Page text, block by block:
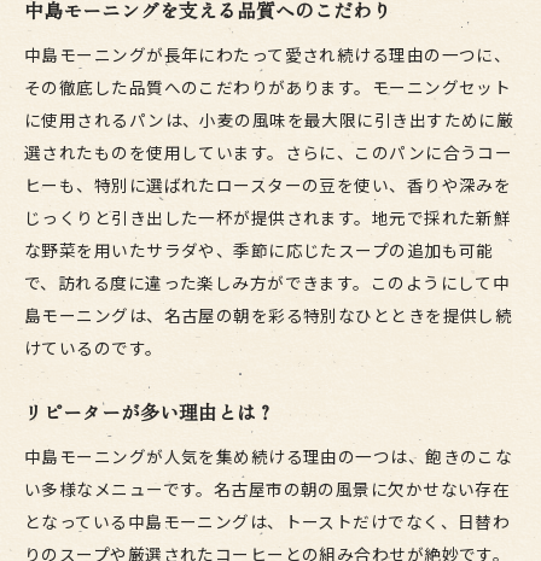
感動の朝食体験を語る
中島モーニングと名古屋市の朝食文化の深い関係
朝食文化が育んだ中島モーニング
文化と食が融合する魅力
地元文化を感じる中島モーニング
名古屋市と中島モーニングの共通点
地域に根付く朝食サービスの魅力
名古屋の文化遺産としての中島モーニング
中島モーニングを巡る旅：名古屋市での特別な朝を
楽しむ
観光のハイライトとしての中島モーニング
地元ガイドによるおすすめスポット
中島モーニングを楽しむ一日の過ごし方
名古屋の朝を彩る体験
地元の魅力を再発見する旅
中島モーニングを支える品質へのこだわり
中島モーニングが長年にわたって愛され続ける理由の一つに、
その徹底した品質へのこだわりがあります。モーニングセット
に使用されるパンは、小麦の風味を最大限に引き出すために厳
選されたものを使用しています。さらに、このパンに合うコー
ヒーも、特別に選ばれたロースターの豆を使い、香りや深みを
じっくりと引き出した一杯が提供されます。地元で採れた新鮮
な野菜を用いたサラダや、季節に応じたスープの追加も可能
で、訪れる度に違った楽しみ方ができます。このようにして中
島モーニングは、名古屋の朝を彩る特別なひとときを提供し続
けているのです。
リピーターが多い理由とは？
中島モーニングが人気を集め続ける理由の一つは、飽きのこな
い多様なメニューです。名古屋市の朝の風景に欠かせない存在
となっている中島モーニングは、トーストだけでなく、日替わ
りのスープや厳選されたコーヒーとの組み合わせが絶妙です。